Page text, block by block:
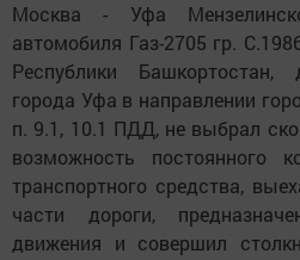
Москва - Уфа
автомобиля Газ-2705 гр.
Республики
города Уфа в направлении
п. 9.1, 10.1 ПДД, не выбрал
возможность постоянного
транспортного средства,
части дороги,
движения и совершил